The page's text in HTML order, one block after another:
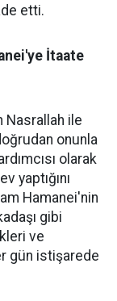
etti.
İtaate
Nasrallah ile
onunla
olarak
yaptığını
Hamanei'nin
gibi
ve
gün istişarede